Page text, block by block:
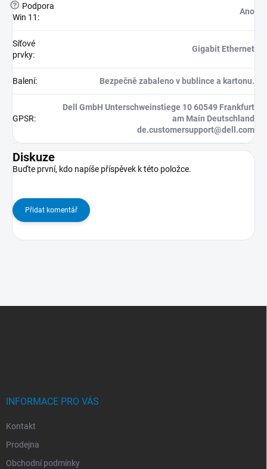
?
Podpora
Win 11 :
Ano
Síťové
prvky:
Gigabit Ethernet
Balení: Bezpečně zabaleno v bublince a kartonu.
GPSR:
Dell GmbH Unterschweinstiege 10 60549 Frankfurt
am Main Deutschland
de.customersupport@dell.com
Diskuze
Buďte první, kdo napíše příspěvek k této položce.
Přidat komentář
INFORMACE PRO VÁS
Kontakt
Prodejna
Obchodní podmínky